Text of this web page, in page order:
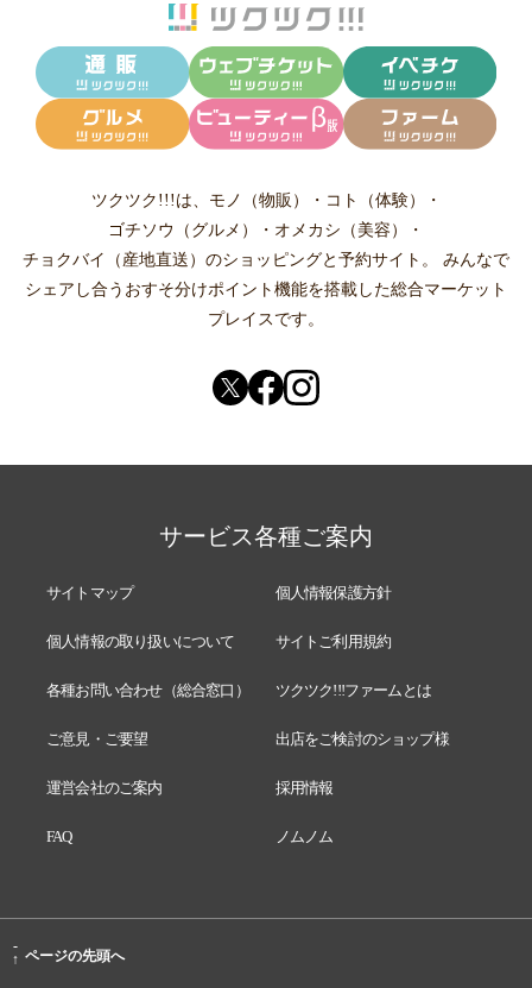
ツクツク!!!は、 モノ（物販） ・ コト（体験）
・
ゴチソウ（グルメ）
・ オメカシ（美容）
・
チョクバイ（産地直送） のショッピングと予約サイト。
みんなで
シェアし合う おすそ分けポイント機能を搭載した総合マーケット
プレイスです。
サービス各種ご案内
サイトマップ 個人情報保護方針
個人情報の取り扱いについて サイトご利用規約
各種お問い合わせ（総合窓口） ツクツク!!!ファームとは
ご意見・ご要望 出店をご検討のショップ様
運営会社のご案内 採用情報
FAQ ノムノム
-
↑ ページの先頭へ